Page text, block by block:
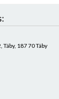
187 70 Täby